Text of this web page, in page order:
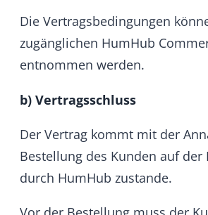
Sie haben das Recht, binnen vierzehn
ohne Angabe von Gründen diesen
widerrufen. Die Widerrufsfrist beträgt
Um Ihr Widerrufsrecht auszuüben,
Sie uns (HumHub GmbH & Co. KG,
Clanze-Str. 28C, 81369 München, E-
info@humhub.com
Erklärung (z.B. ein mit der Post
Brief oder E-Mail) über Ihren